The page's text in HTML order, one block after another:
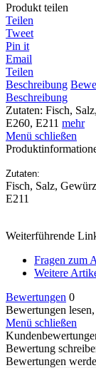
Produkt teilen
Teilen
Tweet
Pin it
Email
Teilen
Beschreibung
Beschreibung
Zutaten: Fisch,
E260, E211 mehr
Menü schließen
Zutaten:
Fisch, Salz,
E211
Weiterführende
Fragen zum
Weitere
Bewertungen 0
Bewertungen
Menü schließen
Bewertung
Bewertungen